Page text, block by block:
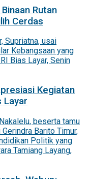
Rutan
Cerdas
Kegiatan
Layar